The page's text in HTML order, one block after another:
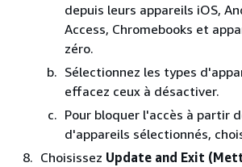
depuis leurs appareils iOS,
Access, Chromebooks et
zéro.
Sélectionnez les types
effacez ceux à désactiver.
Pour bloquer l'accès à partir
d'appareils sélectionnés,
Choisissez Update and Exit